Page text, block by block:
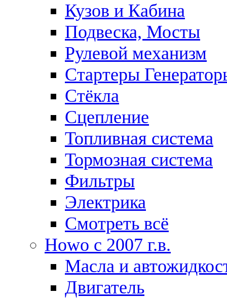
Кузов и Кабина
Подвеска, Мосты
Рулевой механизм
Стартеры
Стёкла
Сцепление
Топливная система
Тормозная система
Фильтры
Электрика
Смотреть всё
Howo c 2007 г.в.
Масла и
Двигатель